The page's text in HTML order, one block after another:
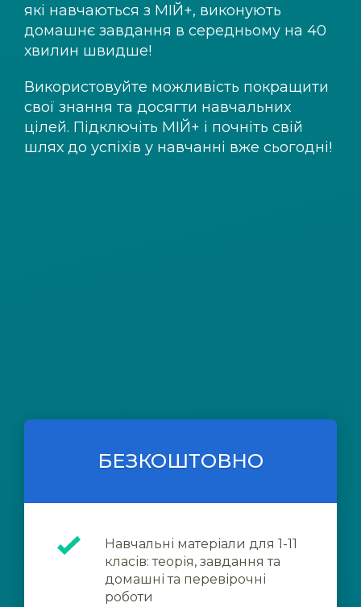
які навчаються з МІЙ+, виконують
домашнє завдання в середньому на 40
хвилин швидше!
Використовуйте можливість покращити
свої знання та досягти навчальних
цілей. Підключіть МІЙ+ і почніть свій
шлях до успіхів у навчанні вже сьогодні!
БЕЗКОШТОВНО
Навчальні матеріали для 1-11
класів: теорія, завдання та
домашні та перевірочні
роботи